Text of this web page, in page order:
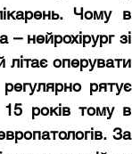
Чому в
нейрохірург зі
літає оперувати
рятує
15 років тому в
За